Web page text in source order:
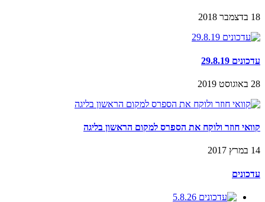
18 בדצמבר 2018
עדכונים 29.8.19
28 באוגוסט 2019
קוואי חוזר ולוקח את הספרס למקום הראשון בליגה
14 במרץ 2017
עדכונים